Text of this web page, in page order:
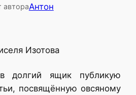
автораАнтон
долгий ящик публикую
посвящённую овсяному